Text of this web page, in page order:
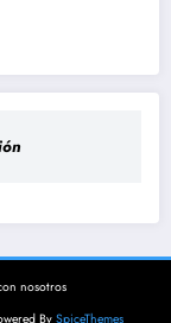
nosotros
By SpiceThemes